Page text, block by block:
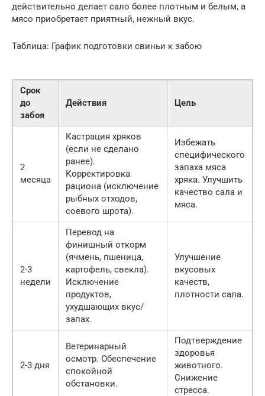
действительно делает сало более плотным и белым, а
мясо приобретает приятный, нежный вкус.
Таблица: График подготовки свиньи к забою
Срок
до
забоя
Действия Цель
2
месяца
Кастрация хряков
(если не сделано
ранее).
Корректировка
рациона (исключение
рыбных отходов,
соевого шрота).
Избежать
специфического
запаха мяса
хряка. Улучшить
качество сала и
мяса.
2-3
недели
Перевод на
финишный откорм
(ячмень, пшеница,
картофель, свекла).
Исключение
продуктов,
ухудшающих вкус/
запах.
Улучшение
вкусовых
качеств,
плотности сала.
2-3 дня
Ветеринарный
осмотр. Обеспечение
спокойной
обстановки.
Подтверждение
здоровья
животного.
Снижение
стресса.